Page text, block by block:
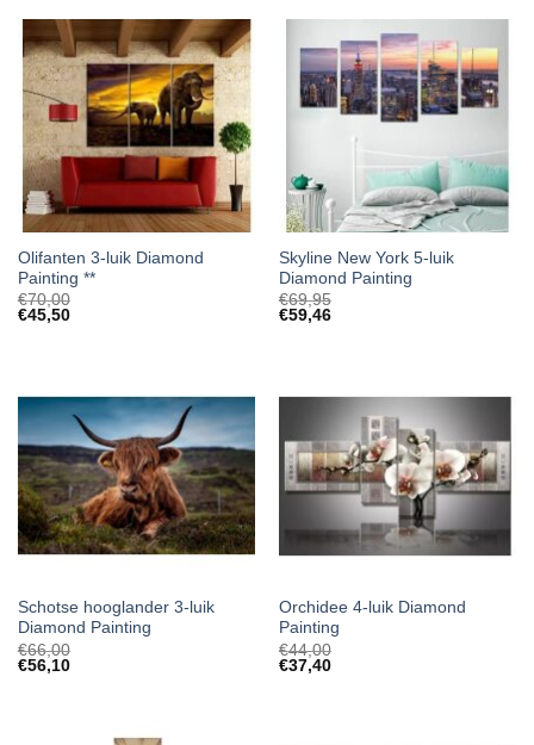
Olifanten 3-luik Diamond
Painting **
€70,00
€45,50
Skyline New York 5-luik
Diamond Painting
€69,95
€59,46
Schotse hooglander 3-luik
Diamond Painting
€66,00
€56,10
Orchidee 4-luik Diamond
Painting
€44,00
€37,40